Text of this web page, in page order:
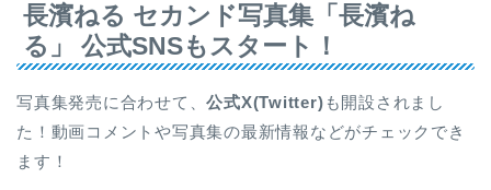
長濱ねる セカンド写真集「長濱ね
る」 公式SNSもスタート！
写真集発売に合わせて、公式X(Twitter) も開設されまし
た！動画コメントや写真集の最新情報などがチェックでき
ます！